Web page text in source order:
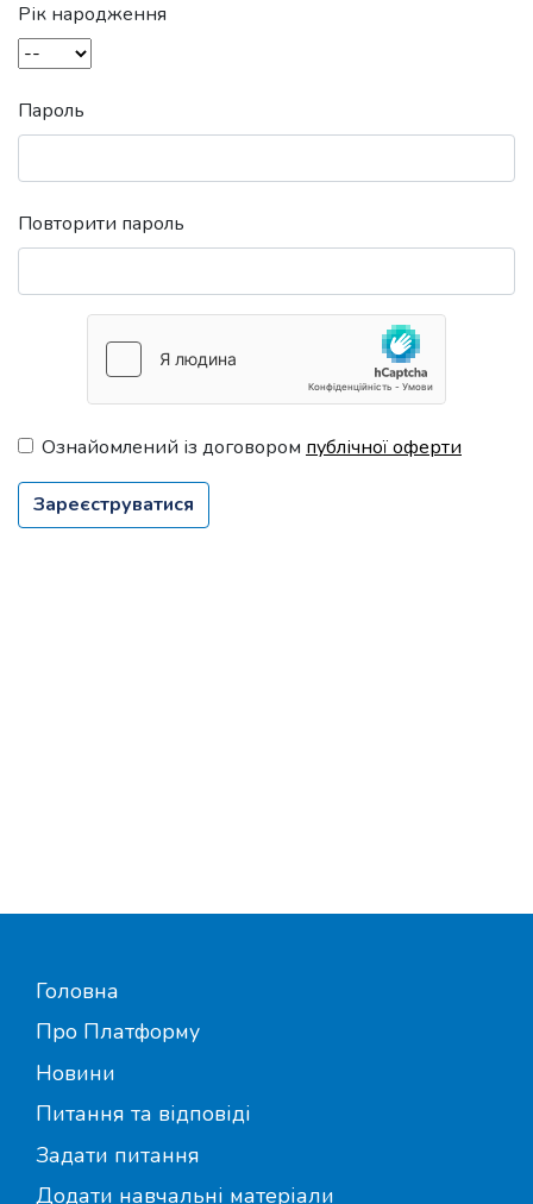
Рік народження
Пароль
Повторити пароль
Ознайомлений із договором публічної оферти
Зареєструватися
Головна
Про Платформу
Новини
Питання та відповіді
Задати питання
Додати навчальні матеріали